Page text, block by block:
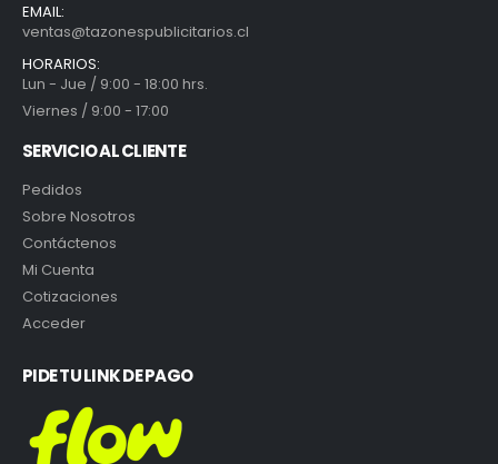
EMAIL:
ventas@tazonespublicitarios.cl
HORARIOS:
Lun - Jue / 9:00 - 18:00 hrs.
Viernes / 9:00 - 17:00
SERVICIO AL CLIENTE
Pedidos
Sobre Nosotros
Contáctenos
Mi Cuenta
Cotizaciones
Acceder
PIDE TU LINK DE PAGO